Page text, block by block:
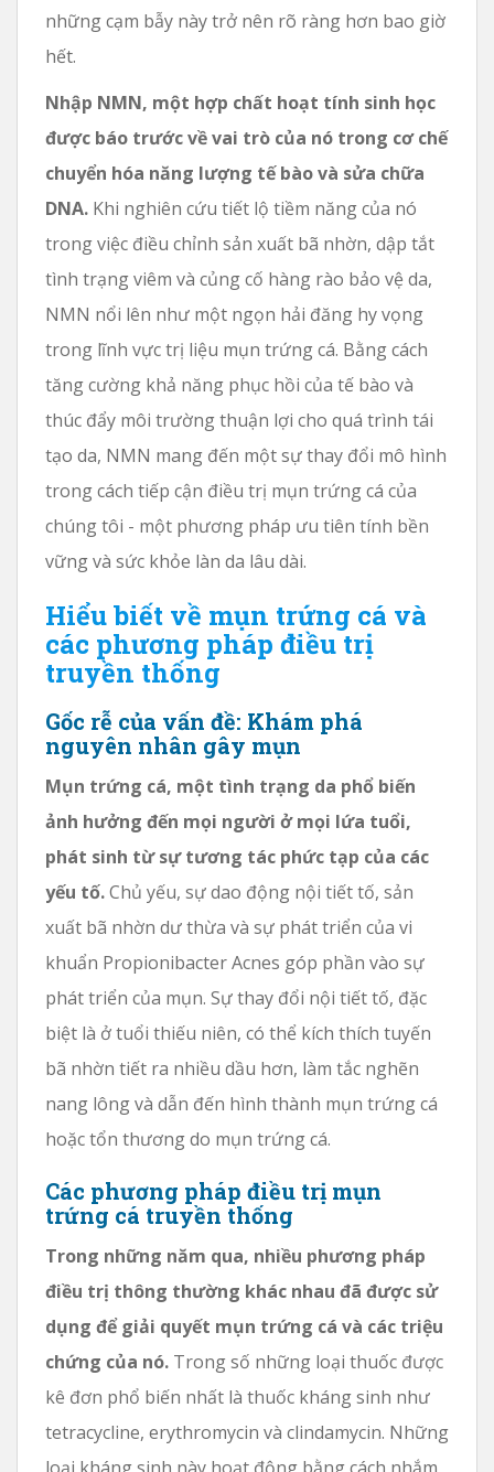
những cạm bẫy này trở nên rõ ràng hơn bao giờ
hết.
Nhập NMN, một hợp chất hoạt tính sinh học
được báo trước về vai trò của nó trong cơ chế
chuyển hóa năng lượng tế bào và sửa chữa
DNA. Khi nghiên cứu tiết lộ tiềm năng của nó
trong việc điều chỉnh sản xuất bã nhờn, dập tắt
tình trạng viêm và củng cố hàng rào bảo vệ da,
NMN nổi lên như một ngọn hải đăng hy vọng
trong lĩnh vực trị liệu mụn trứng cá. Bằng cách
tăng cường khả năng phục hồi của tế bào và
thúc đẩy môi trường thuận lợi cho quá trình tái
tạo da, NMN mang đến một sự thay đổi mô hình
trong cách tiếp cận điều trị mụn trứng cá của
chúng tôi - một phương pháp ưu tiên tính bền
vững và sức khỏe làn da lâu dài.
Hiểu biết về mụn trứng cá và
các phương pháp điều trị
truyền thống
Gốc rễ của vấn đề: Khám phá
nguyên nhân gây mụn
Mụn trứng cá, một tình trạng da phổ biến
ảnh hưởng đến mọi người ở mọi lứa tuổi,
phát sinh từ sự tương tác phức tạp của các
yếu tố.Chủ yếu, sự dao động nội tiết tố, sản
xuất bã nhờn dư thừa và sự phát triển của vi
khuẩn Propionibacter Acnes góp phần vào sự
phát triển của mụn. Sự thay đổi nội tiết tố, đặc
biệt là ở tuổi thiếu niên, có thể kích thích tuyến
bã nhờn tiết ra nhiều dầu hơn, làm tắc nghẽn
nang lông và dẫn đến hình thành mụn trứng cá
hoặc tổn thương do mụn trứng cá.
Các phương pháp điều trị mụn
trứng cá truyền thống
Trong những năm qua, nhiều phương pháp
điều trị thông thường khác nhau đã được sử
dụng để giải quyết mụn trứng cá và các triệu
chứng của nó. Trong số những loại thuốc được
kê đơn phổ biến nhất là thuốc kháng sinh như
tetracycline, erythromycin và clindamycin. Những
loại kháng sinh này hoạt động bằng cách nhắm